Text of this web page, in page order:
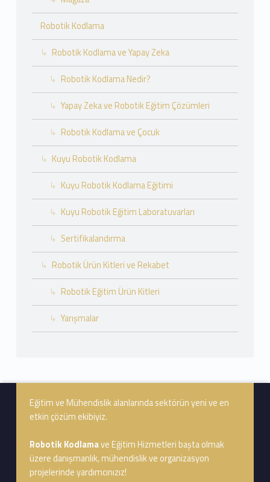
Robotik Kodlama
Robotik Kodlama ve Yapay Zeka
Robotik Kodlama Nedir?
Yapay Zeka ve Robotik Eğitim Çözümleri
Robotik Kodlama ve Çocuk
Kuyu Robotik Kodlama
Kuyu Robotik Kodlama Eğitimi
Kuyu Robotik Eğitim Laboratuvarları
Sertifikalandırma
Robotik Ürün Kitleri ve Rekabet
Robotik Eğitim Ürün Kitleri
Yarışmalar
Footer info sidebar
Eğitim ve Mühendislik alanlarında sektörün yeni ve en
etkin çözüm ekibiyiz.
Robotik Kodlamave Eğitim Hizmetleri başta olmak
üzere danışmanlık, mühendislik ve organizasyon
projelerinde yardımcınızız!